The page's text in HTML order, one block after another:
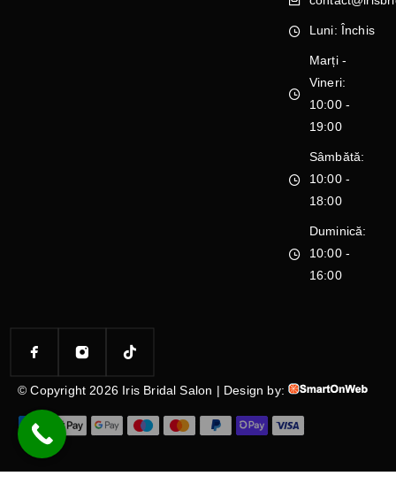
Luni: Închis
Marți -
Vineri:
10:00 -
19:00
Sâmbătă:
10:00 -
18:00
Duminică:
10:00 -
16:00
© Copyright 2026 Iris Bridal Salon | Design by: